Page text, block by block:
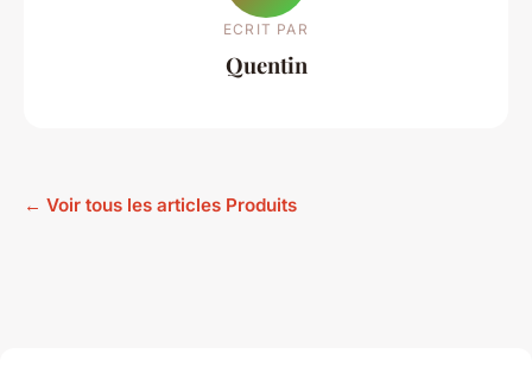
ECRIT PAR
Quentin
← Voir tous les articles Produits